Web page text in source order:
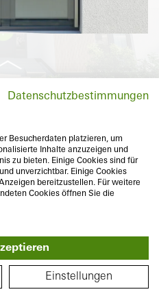
i Schüco
också med
Uf till 0,96W/(m²K)
Datenschutzbestimmungen
Besucherdaten platzieren, um
Inhalte anzuzeigen und
zu bieten. Einige Cookies sind für
unverzichtbar. Einige Cookies
bereitzustellen. Für weitere
Cookies öffnen Sie die
Einstellungen